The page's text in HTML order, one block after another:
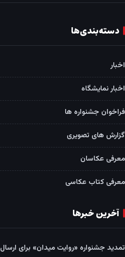
دسته‌بندی‌ها
اخبار
اخبار نمایشگاه
فراخوان جشنواره ها
گزارش های تصویری
معرفی عکاسان
معرفی کتاب عکاسی
آخرین خبرها
تمدید جشنواره «روایت میدان» برای